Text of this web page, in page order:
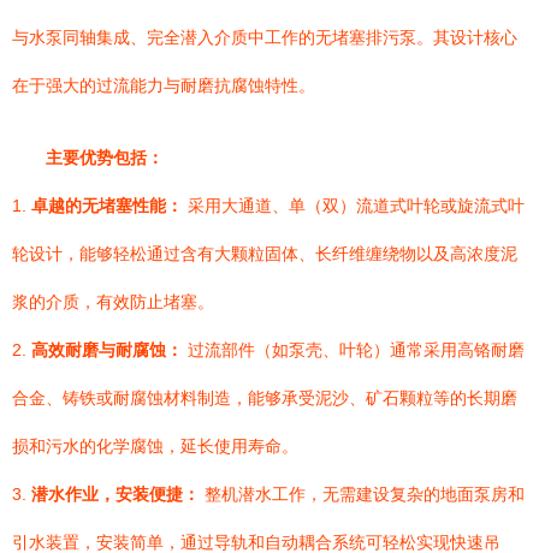
与水泵同轴集成、完全潜入介质中工作的无堵塞排污泵。其设计核心
在于强大的过流能力与耐磨抗腐蚀特性。
主要优势包括：
1. 卓越的无堵塞性能： 采用大通道、单（双）流道式叶轮或旋流式叶
轮设计，能够轻松通过含有大颗粒固体、长纤维缠绕物以及高浓度泥
浆的介质，有效防止堵塞。
2. 高效耐磨与耐腐蚀： 过流部件（如泵壳、叶轮）通常采用高铬耐磨
合金、铸铁或耐腐蚀材料制造，能够承受泥沙、矿石颗粒等的长期磨
损和污水的化学腐蚀，延长使用寿命。
3. 潜水作业，安装便捷： 整机潜水工作，无需建设复杂的地面泵房和
引水装置，安装简单，通过导轨和自动耦合系统可轻松实现快速吊